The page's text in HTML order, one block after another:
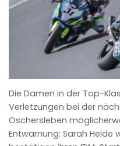
Die Damen in der Top-
Verletzungen bei der
Oschersleben
Entwarnung: Sarah Heide